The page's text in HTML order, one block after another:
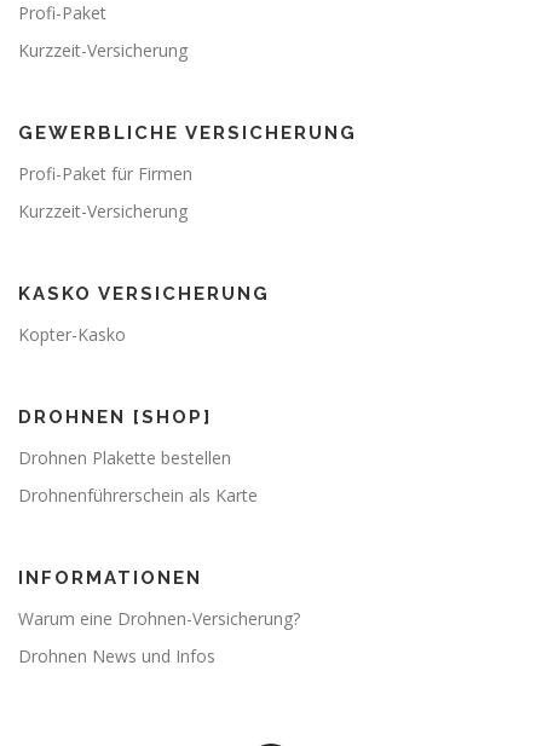
i
g
t
o
n
Profi-Paket
Kurzzeit-Versicherung
GEWERBLICHE VERSICHERUNG
Profi-Paket für Firmen
Kurzzeit-Versicherung
KASKO VERSICHERUNG
Kopter-Kasko
DROHNEN [SHOP]
Drohnen Plakette bestellen
Drohnenführerschein als Karte
INFORMATIONEN
Warum eine Drohnen-Versicherung?
Drohnen News und Infos